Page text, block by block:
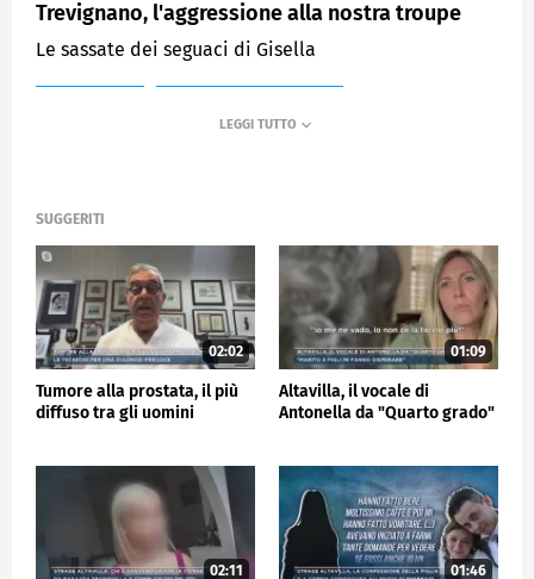
Trevignano, l'aggressione alla nostra troupe
Le sassate dei seguaci di Gisella
SUGGERITI
02:02
Tumore alla prostata, il più
diffuso tra gli uomini
01:09
Altavilla, il vocale di
Antonella da "Quarto grado"
02:11 01:46